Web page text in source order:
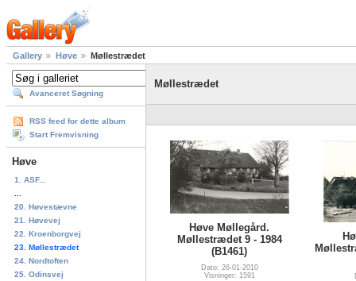
Gallery Høve Møllestrædet
Avanceret Søgning
RSS feed for dette album
Start Fremvisning
Høve
1. ASF...
20. Høvestævne
21. Høvevej
22. Kroenborgvej
23. Møllestrædet
24. Nordtoften
25. Odinsvej
Møllestrædet
Høve Møllegård.
Møllestrædet 9 - 1984
(B1461)
Dato: 26-01-2010
Visninger: 1591